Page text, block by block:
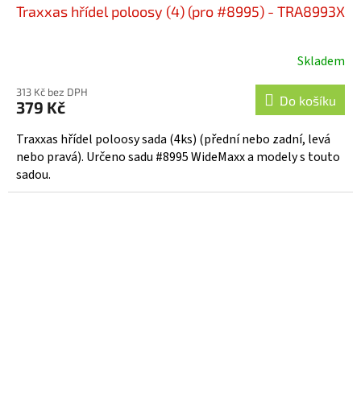
Traxxas hřídel poloosy (4) (pro #8995) - TRA8993X
Skladem
313 Kč bez DPH
379 Kč Do košíku
Traxxas hřídel poloosy sada (4ks) (přední nebo zadní, levá
nebo pravá). Určeno sadu #8995 WideMaxx a modely s touto
sadou.